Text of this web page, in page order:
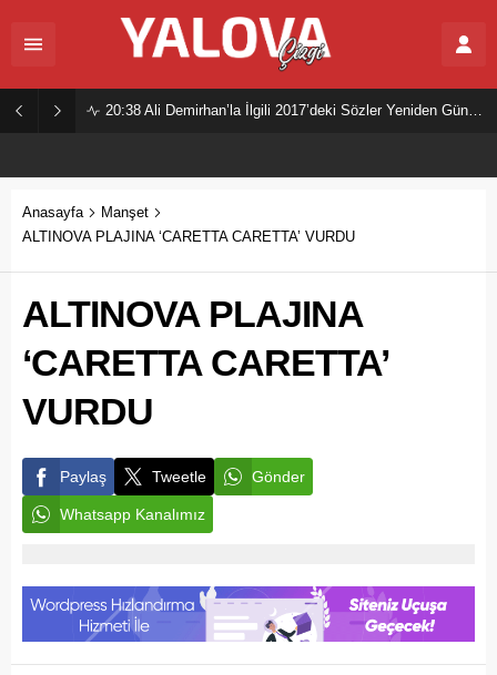
20:38 Ali Demirhan’la İlgili 2017’deki Sözler Yeniden Gündemde
Anasayfa
Manşet
ALTINOVA PLAJINA ‘CARETTA CARETTA’ VURDU
ALTINOVA PLAJINA
‘CARETTA CARETTA’
VURDU
Paylaş Tweetle Gönder
Whatsapp Kanalımız